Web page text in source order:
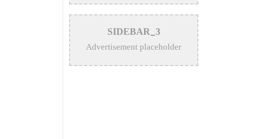
প্রতিষ্ঠাবার্ষিকী পালিত
>
মাগুরায় বিএনপির ৩১ দফা
বাস্তবায়নে সমাবেশ অনুষ্ঠিত
SIDEBAR_3
Advertisement placeholder